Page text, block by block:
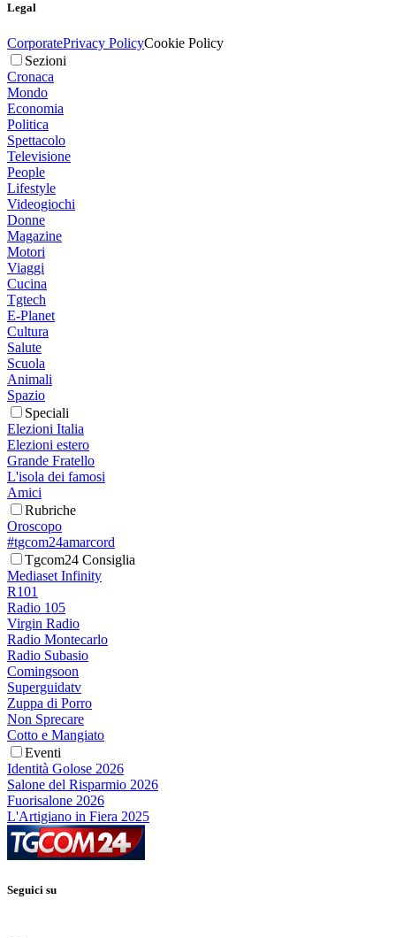
Legal
CorporatePrivacy PolicyCookie Policy
Sezioni
Cronaca
Mondo
Economia
Politica
Spettacolo
Televisione
People
Lifestyle
Videogiochi
Donne
Magazine
Motori
Viaggi
Cucina
Tgtech
E-Planet
Cultura
Salute
Scuola
Animali
Spazio
Speciali
Elezioni Italia
Elezioni estero
Grande Fratello
L'isola dei famosi
Amici
Rubriche
Oroscopo
#tgcom24amarcord
Tgcom24 Consiglia
Mediaset Infinity
R101
Radio 105
Virgin Radio
Radio Montecarlo
Radio Subasio
Comingsoon
Superguidatv
Zuppa di Porro
Non Sprecare
Cotto e Mangiato
Eventi
Identità Golose 2026
Salone del Risparmio 2026
Fuorisalone 2026
L'Artigiano in Fiera 2025
Seguici su